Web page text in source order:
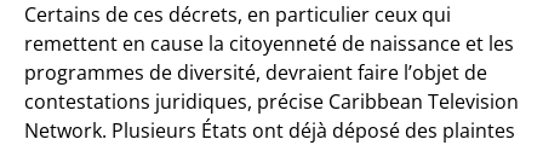
Certains de ces décrets, en particulier ceux qui
remettent en cause la citoyenneté de naissance et les
programmes de diversité, devraient faire l’objet de
contestations juridiques, précise Caribbean Television
Network. Plusieurs États ont déjà déposé des plaintes